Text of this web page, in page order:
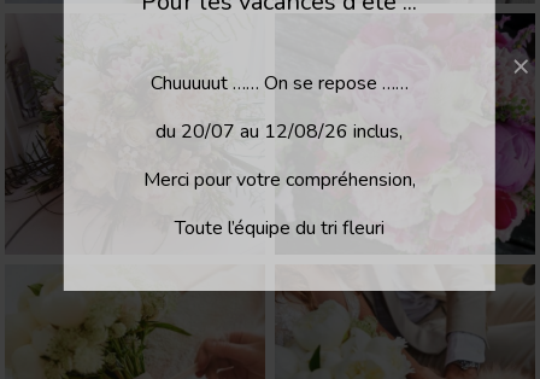
×
Chuuuuut …… On se repose ……
du 20/07 au 12/08/26 inclus,
Merci pour votre compréhension,
Toute l’équipe du tri fleuri